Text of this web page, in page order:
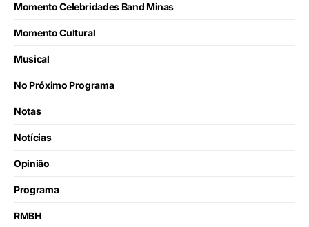
Momento Celebridades Band Minas
Momento Cultural
Musical
No Próximo Programa
Notas
Notícias
Opinião
Programa
RMBH